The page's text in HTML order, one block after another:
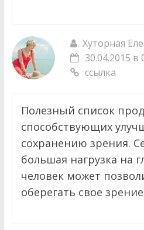
Хуторная
30.04.2015 в
ссылка
Полезный список
способствующих
сохранению зрения.
большая нагрузка на
человек может
оберегать свое